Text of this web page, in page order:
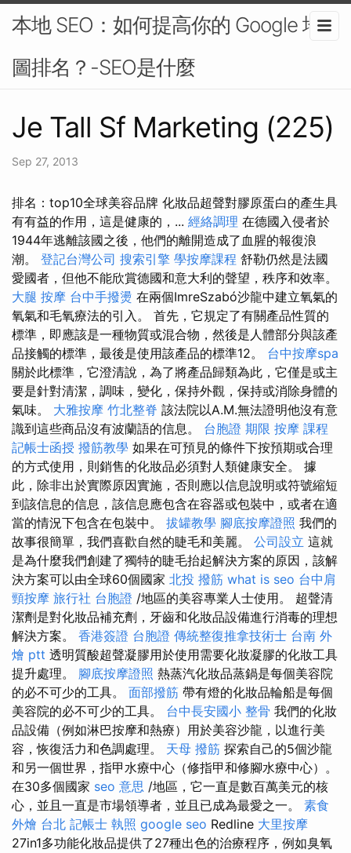
本地 SEO：如何提高你的 Google 地
圖排名？-SEO是什麼
Je Tall Sf Marketing (225)
Sep 27, 2013
排名：top10全球美容品牌 化妝品超聲對膠原蛋白的產生具
有有益的作用，這是健康的，... 經絡調理 在德國入侵者於
1944年逃離該國之後，他們的離開造成了血腥的報復浪
潮。 登記台灣公司 搜索引擎 學按摩課程 舒勒仍然是法國
愛國者，但他不能欣賞德國和意大利的聲望，秩序和效率。
大腿 按摩 台中手撥燙 在兩個ImreSzabó沙龍中建立氧氣的
氧氣和毛氧療法的引入。 首先，它規定了有關產品性質的
標準，即應該是一種物質或混合物，然後是人體部分與該產
品接觸的標準，最後是使用該產品的標準12。 台中按摩spa
關於此標準，它澄清說，為了將產品歸類為此，它僅是或主
要是針對清潔，調味，變化，保持外觀，保持或消除身體的
氣味。 大雅按摩 竹北整脊 該法院以A.M.無法證明他沒有意
識到這些商品沒有波蘭語的信息。 台胞證 期限 按摩 課程
記帳士函授 撥筋教學 如果在可預見的條件下按預期或合理
的方式使用，則銷售的化妝品必須對人類健康安全。 據
此，除非出於實際原因實施，否則應以信息說明或符號縮短
到該信息的信息，該信息應包含在容器或包裝中，或者在適
當的情況下包含在包裝中。 拔罐教學 腳底按摩證照 我們的
故事很簡單，我們喜歡自然的睫毛和美麗。 公司設立 這就
是為什麼我們創建了獨特的睫毛抬起解決方案的原因，該解
決方案可以由全球60個國家 北投 撥筋 what is seo 台中肩
頸按摩 旅行社 台胞證 /地區的美容專業人士使用。 超聲清
潔劑是對化妝品補充劑，牙齒和化妝品設備進行消毒的理想
解決方案。 香港簽證 台胞證 傳統整復推拿技術士 台南 外
燴 ptt 透明質酸超聲凝膠用於使用需要化妝凝膠的化妝工具
提升處理。 腳底按摩證照 熱蒸汽化妝品蒸鍋是每個美容院
的必不可少的工具。 面部撥筋 帶有燈的化妝品輪船是每個
美容院的必不可少的工具。 台中長安國小 整骨 我們的化妝
品設備（例如淋巴按摩和熱療）用於美容沙龍，以進行美
容，恢復活力和色調處理。 天母 撥筋 探索自己的5個沙龍
和另一個世界，指甲水療中心（修指甲和修腳水療中心）。
在30多個國家 seo 意思 /地區，它一直是數百萬美元的核
心，並且一直是市場領導者，並且已成為最愛之一。 素食
外燴 台北 記帳士 執照 google seo Redline 大里按摩
27in1多功能化妝品提供了27種出色的治療程序，例如臭氧